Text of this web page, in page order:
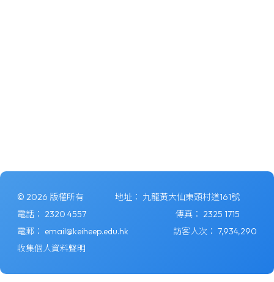
© 2026 版權所有 地址： 九龍黃大仙東頭村道161號
電話： 2320 4557 傳真： 2325 1715
電郵： email@keiheep.edu.hk 訪客人次： 7,934,290
收集個人資料聲明